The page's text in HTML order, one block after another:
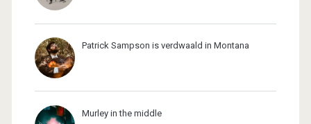
Patrick Sampson is verdwaald in Montana
Murley in the middle